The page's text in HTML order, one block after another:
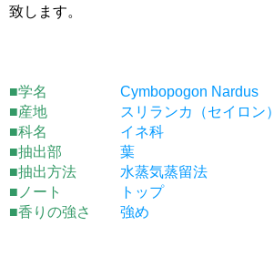
致します。
■学名
Cymbopogon Nardus
■産地
スリランカ（セイロン）
■科名
イネ科
■抽出部
葉
■抽出方法
水蒸気蒸留法
■ノート
トップ
■香りの強さ
強め